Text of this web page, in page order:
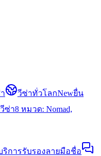
วีซ่าทั่วโลกNewยื่น
ซ่า8 หมวด: Nomad,
การรับรองลายมือชื่อ